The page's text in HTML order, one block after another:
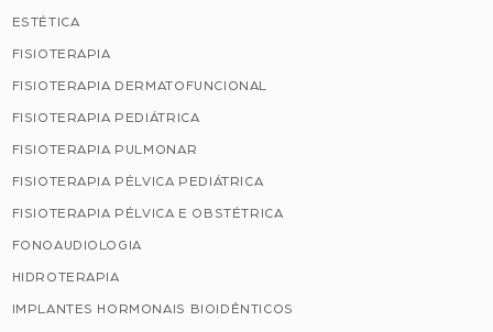
ESTÉTICA
FISIOTERAPIA
FISIOTERAPIA DERMATOFUNCIONAL
FISIOTERAPIA PEDIÁTRICA
FISIOTERAPIA PULMONAR
FISIOTERAPIA PÉLVICA PEDIÁTRICA
FISIOTERAPIA PÉLVICA E OBSTÉTRICA
FONOAUDIOLOGIA
HIDROTERAPIA
IMPLANTES HORMONAIS BIOIDÊNTICOS